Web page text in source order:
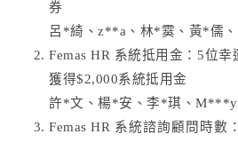
券
呂*綺、z**a、林*霙、黃*儒
Femas HR 系統抵用金：5位幸
獲得$2,000系統抵用金
許*文、楊*安、李*琪、
Femas HR 系統諮詢顧問時數